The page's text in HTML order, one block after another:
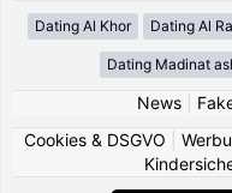
Dating Al Khor Dating Al
Dating Madinat
News|
Cookies & DSGVO